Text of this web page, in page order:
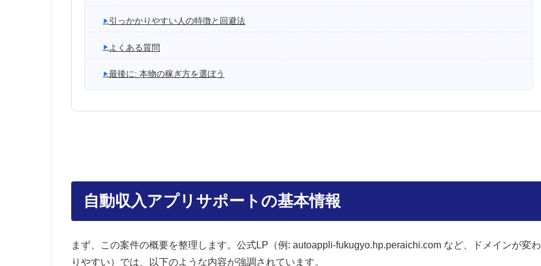
引っかかりやすい人の特徴と回避法
よくある質問
最後に: 本物の稼ぎ方を選ぼう
自動収入アプリサポートの基本情報
まず、この案件の概要を整理します。公式LP（例: autoappli-fukugyo.hp.peraichi.com など、ドメインが変わ
りやすい）では、以下のような内容が強調されています。